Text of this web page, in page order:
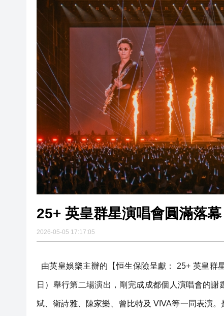
有片丨清淡不等於吃素！ 清淡
25+ 英皇群星演唱會圓滿落
2026-05-05 17:17:05
由英皇娛樂主辦的【恒生保險呈獻： 25+ 英皇群
日）舉行第二場演出，剛完成成都個人演唱會的
斌、衛詩雅、陳家樂、曾比特及 VIVA等一同表演